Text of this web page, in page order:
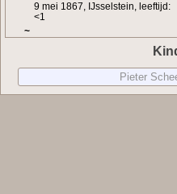
9 mei 1867, IJsselstein, leeftijd:
<1
~
Pieter